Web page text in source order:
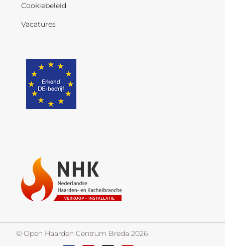
Cookiebeleid
Vacatures
© Open Haarden Centrum Breda 2026